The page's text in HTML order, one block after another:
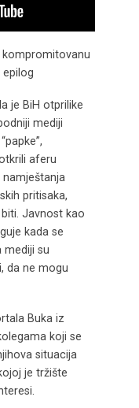
kompromitovanu
epilog
je BiH otprilike
mediji
aferu
namještanja
pritisaka,
Javnost kao
kada se
mediji su
da ne mogu
Buka iz
koji se
situacija
je tržište